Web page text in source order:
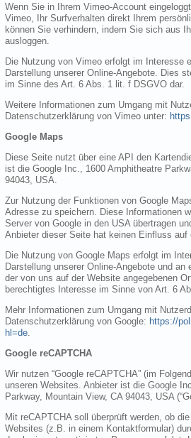
Wenn Sie in Ihrem Vimeo-Account
Vimeo, Ihr Surfverhalten direkt Ihrem
können Sie verhindern, indem Sie sich aus
ausloggen.
Die Nutzung von Vimeo erfolgt im Interesse
Darstellung unserer Online-Angebote. Dies
im Sinne des Art. 6 Abs. 1 lit. f DSGVO dar.
Weitere Informationen zum Umgang mit
Datenschutzerklärung von Vimeo unter:
Google Maps
Diese Seite nutzt über eine API den
ist die Google Inc., 1600 Amphitheatre
94043, USA.
Zur Nutzung der Funktionen von Google
Adresse zu speichern. Diese Informationen
Server von Google in den USA übertragen
Anbieter dieser Seite hat keinen Einfluss auf
Die Nutzung von Google Maps erfolgt im
Darstellung unserer Online-Angebote und an
der von uns auf der Website angegebenen
berechtigtes Interesse im Sinne von Art. 6
Mehr Informationen zum Umgang mit
Datenschutzerklärung von Google: https://
hl=de
Google reCAPTCHA
Wir nutzen “Google reCAPTCHA” (im
unseren Websites. Anbieter ist die Google
Parkway, Mountain View, CA 94043, USA
Mit reCAPTCHA soll überprüft werden, ob
Websites (z.B. in einem Kontaktformular)